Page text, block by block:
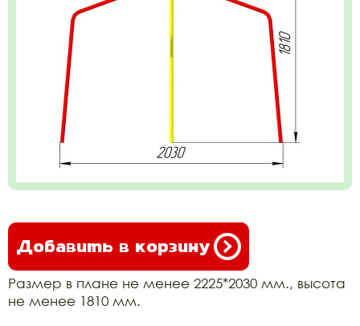
Добавить в корзину
Размер в плане не менее 2225*2030 мм., высота
не менее 1810 мм.